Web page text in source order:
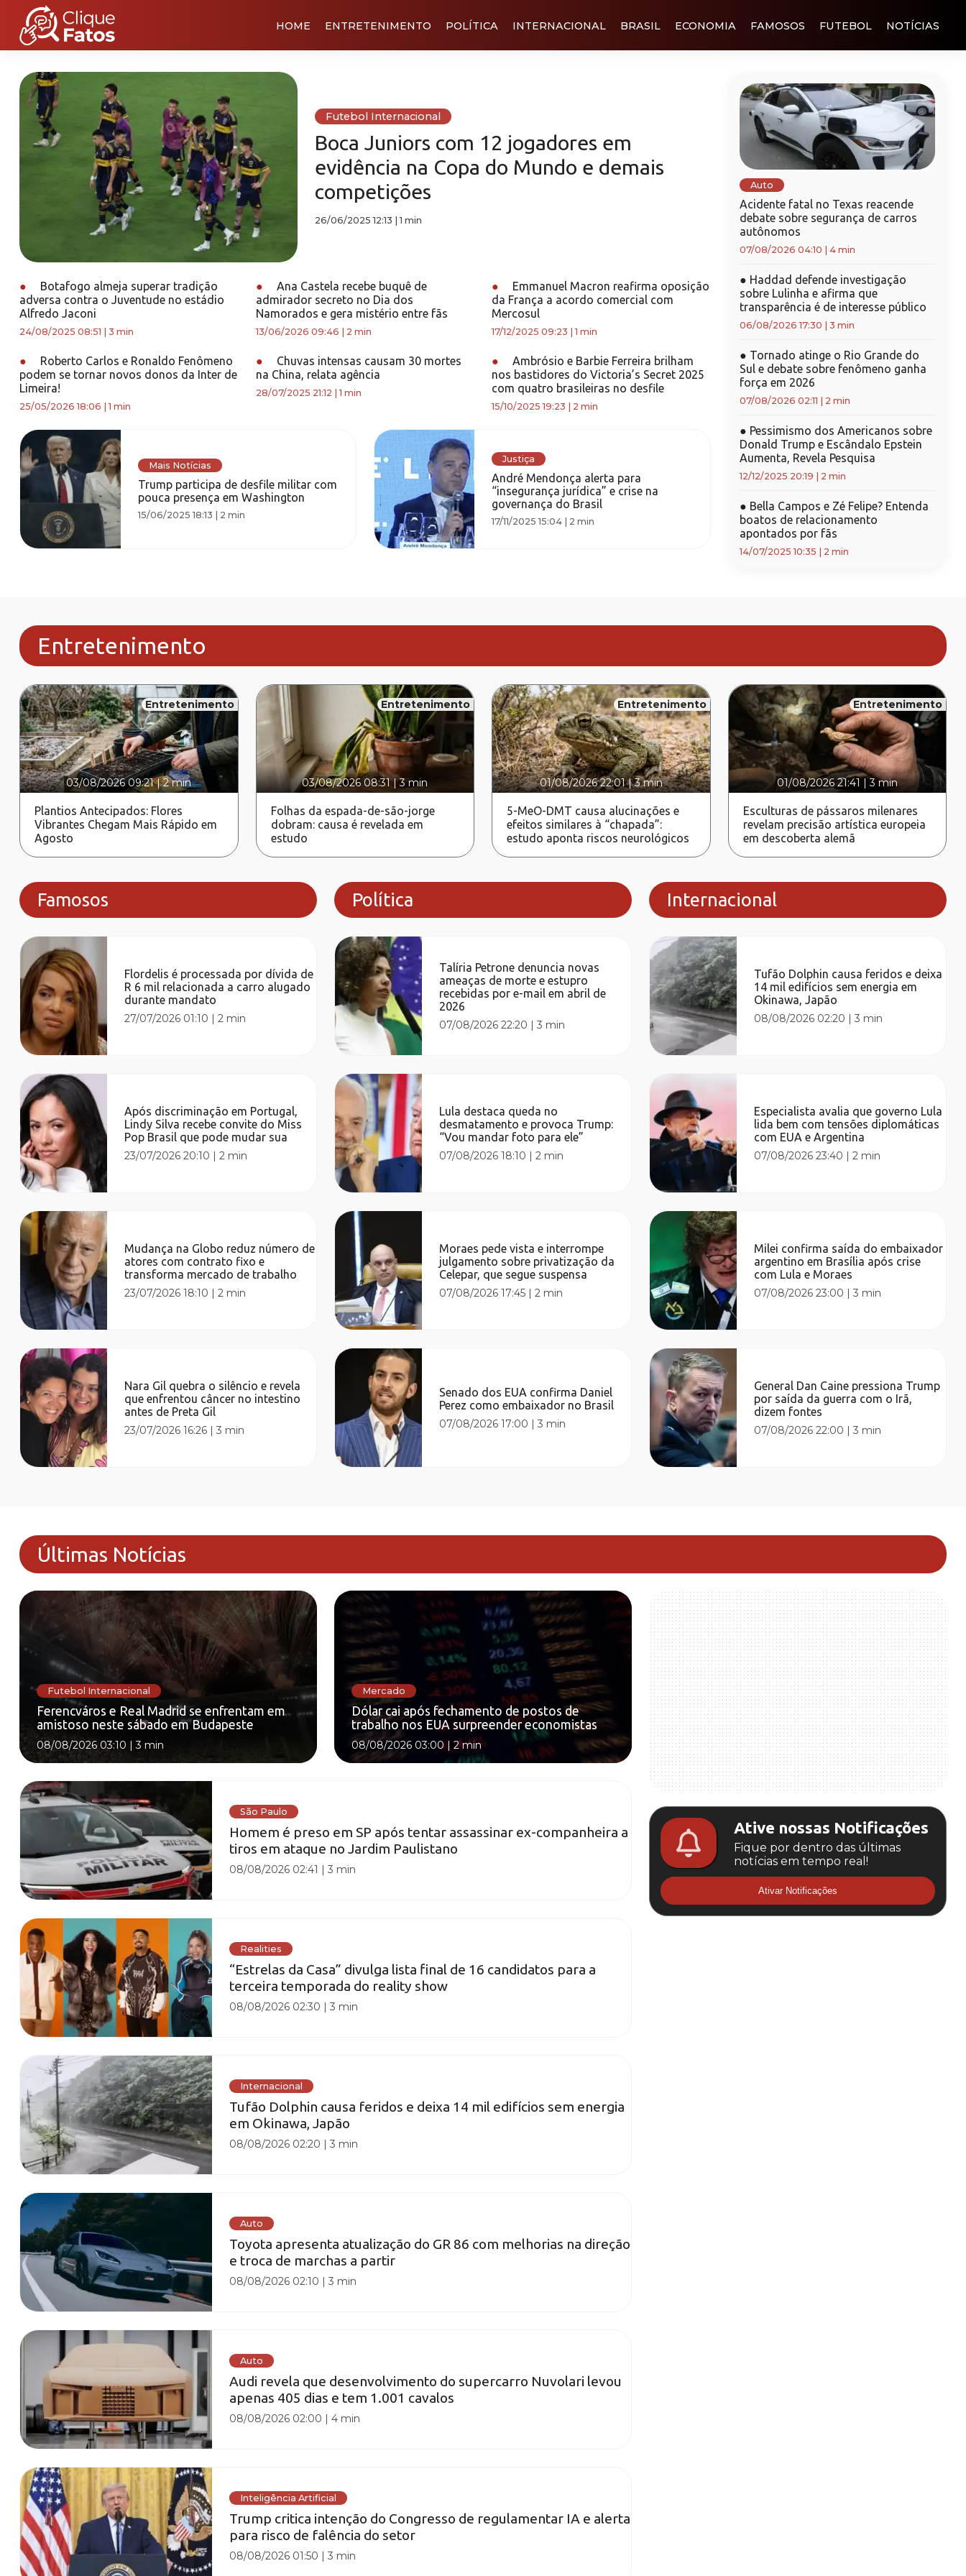
HOME ENTRETENIMENTO POLÍTICA INTERNACIONAL BRASIL ECONOMIA FAMOSOS FUTEBOL NOTÍCIAS
Futebol Internacional
Boca Juniors com 12 jogadores em
evidência na Copa do Mundo e demais
competições
26/06/2025 12:13 |1 min
●
Botafogo almeja superar tradição
adversa contra o Juventude no estádio
Alfredo Jaconi
24/08/2025 08:51 3 min
●
Ana Castela recebe buquê de
admirador secreto no Dia dos
Namorados e gera mistério entre fãs
13/06/2026 09:46 2 min
●
Emmanuel Macron reafirma oposição
da França a acordo comercial com
Mercosul
17/12/2025 09:23 |1 min
●
Roberto Carlos e Ronaldo Fenômeno
podem se tornar novos donos da Inter de
Limeira!
25/05/2026 18:06 |1 min
●
Chuvas intensas causam 30 mortes
na China, relata agência
28/07/2025 21:12 |1 min
●
Ambrósio e Barbie Ferreira brilham
nos bastidores do Victoria’s Secret 2025
com quatro brasileiras no desfile
15/10/2025 19:23 2 min
Mais Notícias
Trump participa de desfile militar com
pouca presença em Washington
15/06/2025 18:13 | 2 min
Justiça
André Mendonça alerta para
“insegurança jurídica” e crise na
governança do Brasil
17/11/2025 15:04 | 2 min
Auto
Acidente fatal no Texas reacende
debate sobre segurança de carros
autônomos
07/08/2026 04:10 4 min
● Haddad defende investigação
sobre Lulinha e afirma que
transparência é de interesse público
06/08/2026 17:30 3 min
● Tornado atinge o Rio Grande do
Sul e debate sobre fenômeno ganha
força em 2026
07/08/2026 02:11 2 min
● Pessimismo dos Americanos sobre
Donald Trump e Escândalo Epstein
Aumenta, Revela Pesquisa
12/12/2025 20:19 2 min
● Bella Campos e Zé Felipe? Entenda
boatos de relacionamento
apontados por fãs
14/07/2025 10:35 2 min
Entretenimento
Entretenimento
03/08/2026 09:21|2 min
Plantios Antecipados: Flores
Vibrantes Chegam Mais Rápido em
Agosto
Entretenimento
03/08/2026 08:31|3 min
Folhas da espada-de-são-jorge
dobram: causa é revelada em
estudo
Entretenimento
01/08/2026 22:01|3 min
5-MeO-DMT causa alucinações e
efeitos similares à “chapada”:
estudo aponta riscos neurológicos
Entretenimento
01/08/2026 21:41 |3 min
Esculturas de pássaros milenares
revelam precisão artística europeia
em descoberta alemã
Famosos
Flordelis é processada por dívida de
R 6 mil relacionada a carro alugado
durante mandato
27/07/2026 01:10 |2 min
Após discriminação em Portugal,
Lindy Silva recebe convite do Miss
Pop Brasil que pode mudar sua
23/07/2026 20:10 |2 min
Mudança na Globo reduz número de
atores com contrato fixo e
transforma mercado de trabalho
23/07/2026 18:10 |2 min
Nara Gil quebra o silêncio e revela
que enfrentou câncer no intestino
antes de Preta Gil
23/07/2026 16:26 |3 min
Política
Talíria Petrone denuncia novas
ameaças de morte e estupro
recebidas por e-mail em abril de
2026
07/08/2026 22:20 |3 min
Lula destaca queda no
desmatamento e provoca Trump:
“Vou mandar foto para ele”
07/08/2026 18:10 |2 min
Moraes pede vista e interrompe
julgamento sobre privatização da
Celepar, que segue suspensa
07/08/2026 17:45 |2 min
Senado dos EUA confirma Daniel
Perez como embaixador no Brasil
07/08/2026 17:00 |3 min
Internacional
Tufão Dolphin causa feridos e deixa
14 mil edifícios sem energia em
Okinawa, Japão
08/08/2026 02:20 |3 min
Especialista avalia que governo Lula
lida bem com tensões diplomáticas
com EUA e Argentina
07/08/2026 23:40 |2 min
Milei confirma saída do embaixador
argentino em Brasília após crise
com Lula e Moraes
07/08/2026 23:00 |3 min
General Dan Caine pressiona Trump
por saída da guerra com o Irã,
dizem fontes
07/08/2026 22:00 |3 min
Últimas Notícias
Futebol Internacional
Ferencváros e Real Madrid se enfrentam em
amistoso neste sábado em Budapeste
08/08/2026 03:10 |3 min
Mercado
Dólar cai após fechamento de postos de
trabalho nos EUA surpreender economistas
08/08/2026 03:00| 2 min
São Paulo
Homem é preso em SP após tentar assassinar ex-companheira a
tiros em ataque no Jardim Paulistano
08/08/2026 02:41 |3 min
Realities
“Estrelas da Casa” divulga lista final de 16 candidatos para a
terceira temporada do reality show
08/08/2026 02:30 |3 min
Internacional
Tufão Dolphin causa feridos e deixa 14 mil edifícios sem energia
em Okinawa, Japão
08/08/2026 02:20 |3 min
Auto
Toyota apresenta atualização do GR 86 com melhorias na direção
e troca de marchas a partir
08/08/2026 02:10 |3 min
Auto
Audi revela que desenvolvimento do supercarro Nuvolari levou
apenas 405 dias e tem 1.001 cavalos
08/08/2026 02:00 |4 min
Inteligência Artificial
Trump critica intenção do Congresso de regulamentar IA e alerta
para risco de falência do setor
08/08/2026 01:50 |3 min
Ative nossas Notificações
Fique por dentro das últimas
notícias em tempo real!
Ativar Notificações